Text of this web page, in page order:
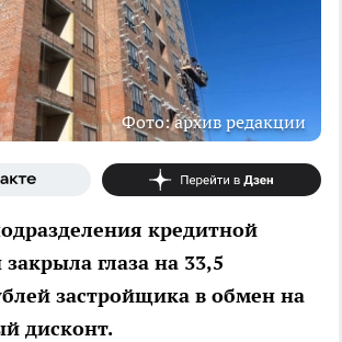
Фото: архив редакции
кредитной
глаза на 33,5
застройщика в обмен на
дисконт.